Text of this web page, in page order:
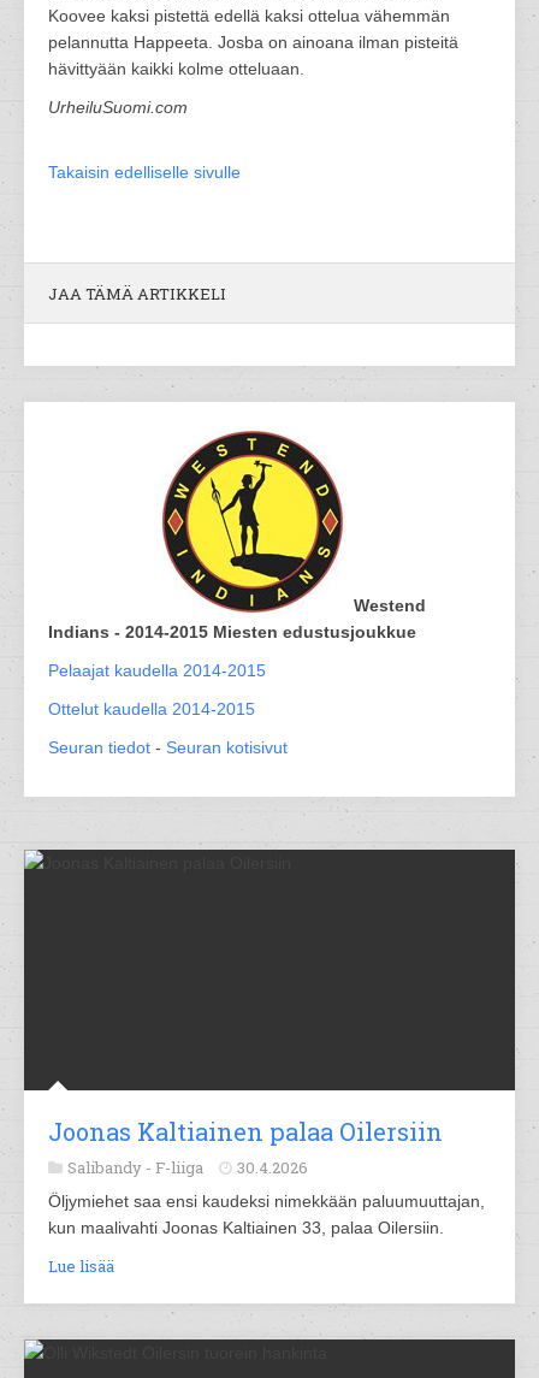
Koovee kaksi pistettä edellä kaksi ottelua vähemmän
pelannutta Happeeta. Josba on ainoana ilman pisteitä
hävittyään kaikki kolme otteluaan.
UrheiluSuomi.com
Takaisin edelliselle sivulle
JAA TÄMÄ ARTIKKELI
Westend
Indians - 2014-2015 Miesten edustusjoukkue
Pelaajat kaudella 2014-2015
Ottelut kaudella 2014-2015
Seuran tiedot - Seuran kotisivut
Joonas Kaltiainen palaa Oilersiin
Salibandy - F-liiga 30.4.2026
Öljymiehet saa ensi kaudeksi nimekkään paluumuuttajan,
kun maalivahti Joonas Kaltiainen 33, palaa Oilersiin.
Lue lisää